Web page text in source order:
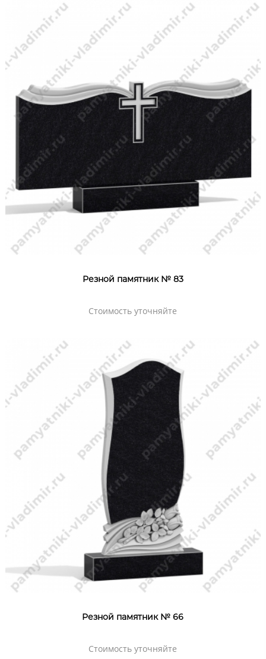
Резной памятник № 83
Стоимость уточняйте
Резной памятник № 66
Стоимость уточняйте